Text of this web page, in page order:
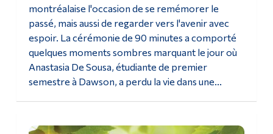
montréalaise l'occasion de se remémorer le
passé, mais aussi de regarder vers l'avenir avec
espoir. La cérémonie de 90 minutes a comporté
quelques moments sombres marquant le jour où
Anastasia De Sousa, étudiante de premier
semestre à Dawson, a perdu la vie dans une...